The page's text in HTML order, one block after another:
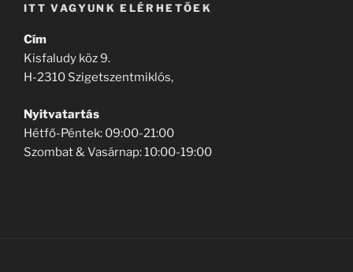
ITT VAGYUNK ELÉRHETŐEK
Cím
Kisfaludy köz 9.
H-2310 Szigetszentmiklós,
Nyitvatartás
Hétfő-Péntek: 09:00-21:00
Szombat & Vasárnap: 10:00-19:00